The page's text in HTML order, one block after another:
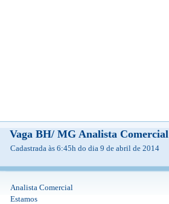
Vaga BH/ MG Analista Comercial
Cadastrada às 6:45h do dia 9 de abril de 2014
Analista Comercial
Estamos